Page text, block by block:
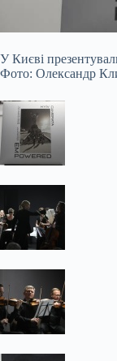
У Києві
Фото: Олександр